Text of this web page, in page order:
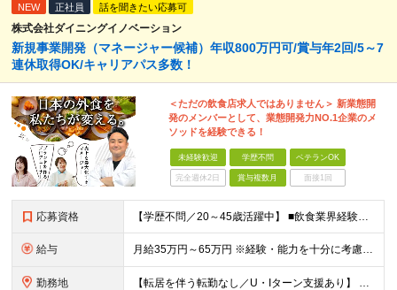
NEW 正社員 話を聞きたい応募可
株式会社ダイニングイノベーション
新規事業開発（マネージャー候補）年収800万円可/賞与年2回/5～7
連休取得OK/キャリアパス多数！
＜ただの飲食店求人ではありません＞ 新業態開
発のメンバーとして、業態開発力NO.1企業のメ
ソッドを経験できる！
未経験歓迎 学歴不問 ベテランOK
完全週休2日 賞与複数月 面接1回
応募資格 【学歴不問／20～45歳活躍中】 ■飲食業界経験および販売／サービスの経験がある方を歓迎します 例えば「もっとこうすれば売れるのに」というアイデアを形にしたい方、経営陣に近いポジションでビジネスを
給与 月給35万円～65万円 ※経験・能力を十分に考慮し決定。 ※月給35万円～48万円までは非管理職となりますので、 上記月給には、月30時間分の固定残業代（61,620円～84,508円）および月10
勤務地 【転居を伴う転勤なし／U・Iターン支援あり】 本社（恵比寿）または当社が運営する東京都内の直営店舗での勤務 ※配属先は経験・希望・プロジェクト内容を踏まえて決定します。 ★社宅・引越支援制度あり（